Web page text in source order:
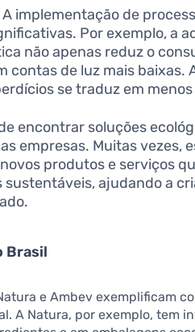
A implementação de
Por exemplo, a
não apenas reduz o
contas de luz mais baixas.
se traduz em
encontrar soluções
empresas. Muitas vezes,
produtos e serviços
sustentáveis, ajudando a
Brasil
e Ambev exemplificam
A Natura, por exemplo, tem